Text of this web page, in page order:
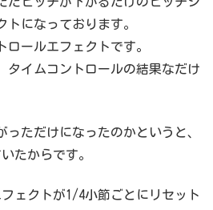
トになっております。
ロールエフェクトです。
タイムコントロールの結果なだけ
っただけになったのかというと、
たからです。
フェクトが1/4小節ごとにリセット